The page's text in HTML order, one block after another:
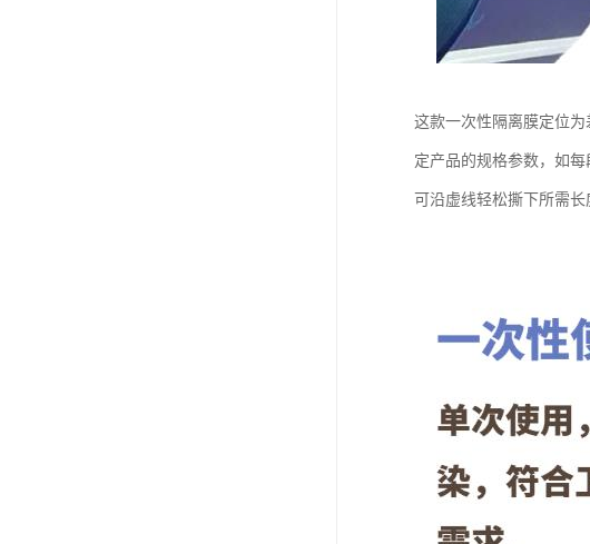
这款一次性隔离膜定位
定产品的规格参数，如
可沿虚线轻松撕下所需长